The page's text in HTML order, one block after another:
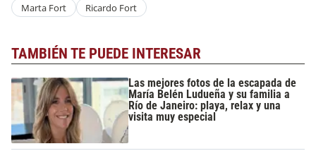
Marta Fort Ricardo Fort
TAMBIÉN TE PUEDE INTERESAR
Las mejores fotos de la escapada de
María Belén Ludueña y su familia a
Río de Janeiro: playa, relax y una
visita muy especial